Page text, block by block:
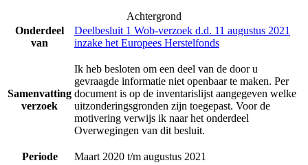
Achtergrond
Onderdeel
van
Deelbesluit 1 Wob-verzoek d.d. 11 augustus 2021
inzake het Europees Herstelfonds
Samenvatting
verzoek
Ik heb besloten om een deel van de door u
gevraagde informatie niet openbaar te maken. Per
document is op de inventarislijst aangegeven welke
uitzonderingsgronden zijn toegepast. Voor de
motivering verwijs ik naar het onderdeel
Overwegingen van dit besluit.
Periode
Maart 2020 t/m augustus 2021